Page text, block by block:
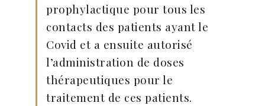
prophylactique pour tous les
contacts des patients ayant le
Covid et a ensuite autorisé
l’administration de doses
thérapeutiques pour le
traitement de ces patients.